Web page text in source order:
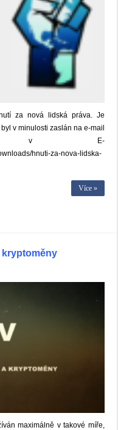
za nová lidská práva. Je
v minulosti zaslán na e-mail
v E-
hnuti-za-nova-lidska-
Více »
kryptoměny
maximálně v takové míře,